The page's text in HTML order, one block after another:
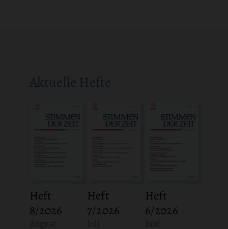
Aktuelle Hefte
Heft
8/2026
Heft
7/2026
Heft
6/2026